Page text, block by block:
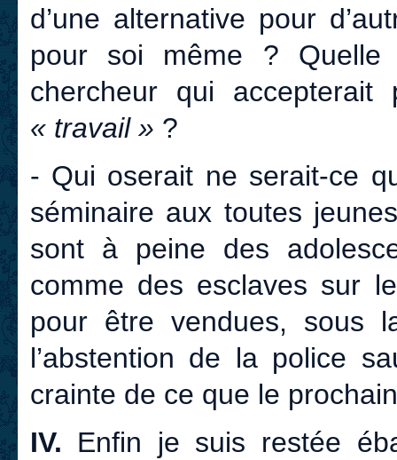
d’une alternative pour
pour soi même ?
chercheur qui accepterait
« travail » ?
- Qui oserait ne serait-ce
séminaire aux toutes
sont à peine des
comme des esclaves sur
pour être vendues, sous
l’abstention de la police
crainte de ce que le
IV. Enfin je suis restée